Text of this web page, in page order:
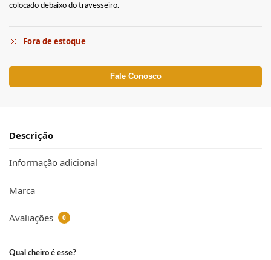
colocado debaixo do travesseiro.
Fora de estoque
Fale Conosco
Descrição
Informação adicional
Marca
Avaliações 0
Qual cheiro é esse?